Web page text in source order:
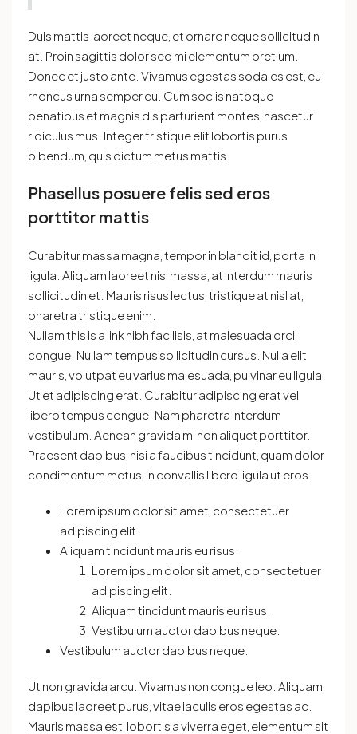
Duis mattis laoreet neque, et ornare neque sollicitudin
at. Proin sagittis dolor sed mi elementum pretium.
Donec et justo ante. Vivamus egestas sodales est, eu
rhoncus urna semper eu. Cum sociis natoque
penatibus et magnis dis parturient montes, nascetur
ridiculus mus. Integer tristique elit lobortis purus
bibendum, quis dictum metus mattis.
Phasellus posuere felis sed eros
porttitor mattis
Curabitur massa magna, tempor in blandit id, porta in
ligula. Aliquam laoreet nisl massa, at interdum mauris
sollicitudin et. Mauris risus lectus, tristique at nisl at,
pharetra tristique enim.
Nullam this is a link nibh facilisis, at malesuada orci
congue. Nullam tempus sollicitudin cursus. Nulla elit
mauris, volutpat eu varius malesuada, pulvinar eu ligula.
Ut et adipiscing erat. Curabitur adipiscing erat vel
libero tempus congue. Nam pharetra interdum
vestibulum. Aenean gravida mi non aliquet porttitor.
Praesent dapibus, nisi a faucibus tincidunt, quam dolor
condimentum metus, in convallis libero ligula ut eros.
Lorem ipsum dolor sit amet, consectetuer
adipiscing elit.
Aliquam tincidunt mauris eu risus.
Lorem ipsum dolor sit amet, consectetuer
adipiscing elit.
Aliquam tincidunt mauris eu risus.
Vestibulum auctor dapibus neque.
Vestibulum auctor dapibus neque.
Ut non gravida arcu. Vivamus non congue leo. Aliquam
dapibus laoreet purus, vitae iaculis eros egestas ac.
Mauris massa est, lobortis a viverra eget, elementum sit